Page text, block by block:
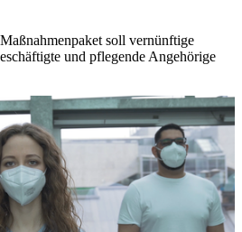
soll vernünftige
und pflegende Angehörige